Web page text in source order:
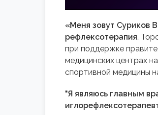
«Меня зовут Суриков
рефлексотерапия.
при поддержке
медицинских центрах
спортивной медицины
"Я являюсь главным